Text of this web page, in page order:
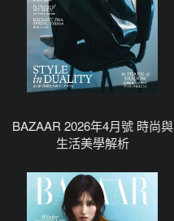
BAZAAR 2026年4月號 時尚與
生活美學解析